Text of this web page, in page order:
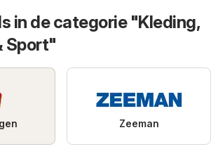
in de categorie "Kleding,
Sport"
Zeeman